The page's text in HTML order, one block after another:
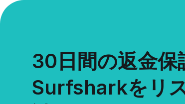
30日間の返金保
Surfsharkをリ